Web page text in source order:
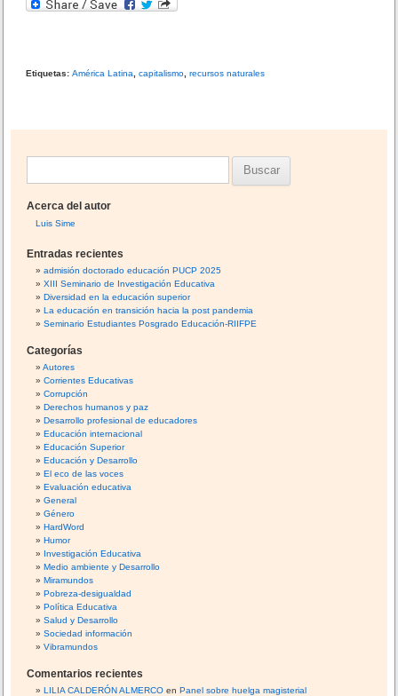
o
Etiquetas: América Latina capitalismo, recursos naturales
Acerca del autor
Luis Sime
Entradas recientes
admisión doctorado educación PUCP 2025
XIII Seminario de Investigación Educativa
Diversidad en la educación superior
La educación en transición hacia la post pandemia
Seminario Estudiantes Posgrado Educación-RIIFPE
Categorías
Autores
Corrientes Educativas
Corrupción
Derechos humanos y paz
Desarrollo profesional de educadores
Educación internacional
Educación Superior
Educación y Desarrollo
El eco de las voces
Evaluación educativa
General
Género
HardWord
Humor
Investigación Educativa
Medio ambiente y Desarrollo
Miramundos
Pobreza-desigualdad
Política Educativa
Salud y Desarrollo
Sociedad información
Vibramundos
Comentarios recientes
LILIA CALDERÓN ALMERCO enPanel sobre huelga magisterial